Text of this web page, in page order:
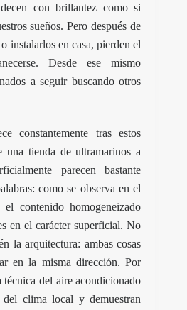
con brillantez como si
sueños. Pero después de
instalarlos en casa, pierden el
Desde ese mismo
a seguir buscando otros
constantemente tras estos
una tienda de ultramarinos a
parecen bastante
como se observa en el
contenido homogeneizado
en el carácter superficial. No
la arquitectura: ambas cosas
en la misma dirección. Por
del aire acondicionado
del clima local y demuestran